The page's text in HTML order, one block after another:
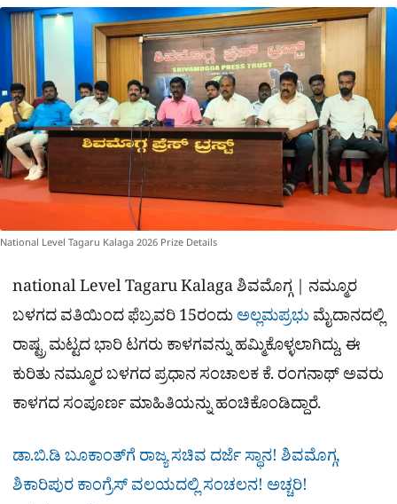
p
p
o
k
a
m
a
r
e
National Level Tagaru Kalaga 2026 Prize Details
national Level Tagaru Kalaga ಶಿವಮೊಗ್ಗ | ನಮ್ಮೂರ
ಬಳಗದ ವತಿಯಿಂದ ಫೆಬ್ರವರಿ 15ರಂದು ಅಲ್ಲಮಪ್ರಭು ಮೈದಾನದಲ್ಲಿ
ರಾಷ್ಟ್ರ ಮಟ್ಟದ ಭಾರಿ ಟಗರು ಕಾಳಗವನ್ನು ಹಮ್ಮಿಕೊಳ್ಳಲಾಗಿದ್ದು, ಈ
ಕುರಿತು ನಮ್ಮೂರ ಬಳಗದ ಪ್ರಧಾನ ಸಂಚಾಲಕ ಕೆ. ರಂಗನಾಥ್ ಅವರು
ಕಾಳಗದ ಸಂಪೂರ್ಣ ಮಾಹಿತಿಯನ್ನು ಹಂಚಿಕೊಂಡಿದ್ದಾರೆ.
ಡಾ.ಬಿ.ಡಿ ಬೂಕಾಂತ್​ಗೆ ರಾಜ್ಯ ಸಚಿವ ದರ್ಜೆ ಸ್ಥಾನ! ಶಿವಮೊಗ್ಗ,
ಶಿಕಾರಿಪುರ ಕಾಂಗ್ರೆಸ್​ ವಲಯದಲ್ಲಿ ಸಂಚಲನ! ಅಚ್ಚರಿ!